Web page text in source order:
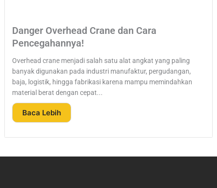
Danger Overhead Crane dan Cara
Pencegahannya!
Overhead crane menjadi salah satu alat angkat yang paling
banyak digunakan pada industri manufaktur, pergudangan,
baja, logistik, hingga fabrikasi karena mampu memindahkan
material berat dengan cepat...
Baca Lebih